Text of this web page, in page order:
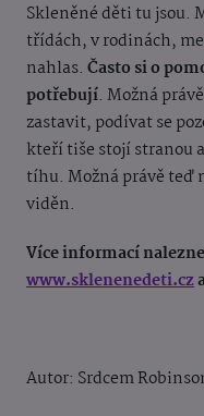
Skleněné děti tu jsou.
třídách, v rodinách,
nahlas. Často si o
potřebují. Možná
zastavit, podívat se
kteří tiše stojí stranou
tíhu. Možná právě teď
viděn.
Více informací
www.sklenenedeti.cz
Autor: Srdcem